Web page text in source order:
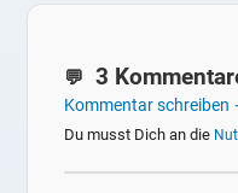
3
Kommentar schreiben
Du musst Dich an die